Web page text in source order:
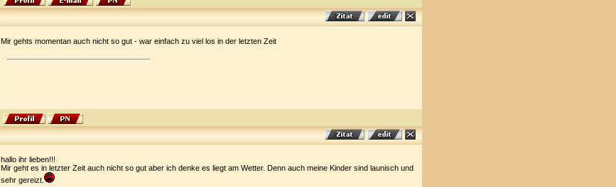
Mir gehts momentan auch nicht so gut - war einfach zu viel los in der letzten Zeit
hallo ihr lieben!!!
Mir geht es in letzter Zeit auch nicht so gut aber ich denke es liegt am Wetter. Denn auch meine Kinder sind launisch und
sehr gereizt.